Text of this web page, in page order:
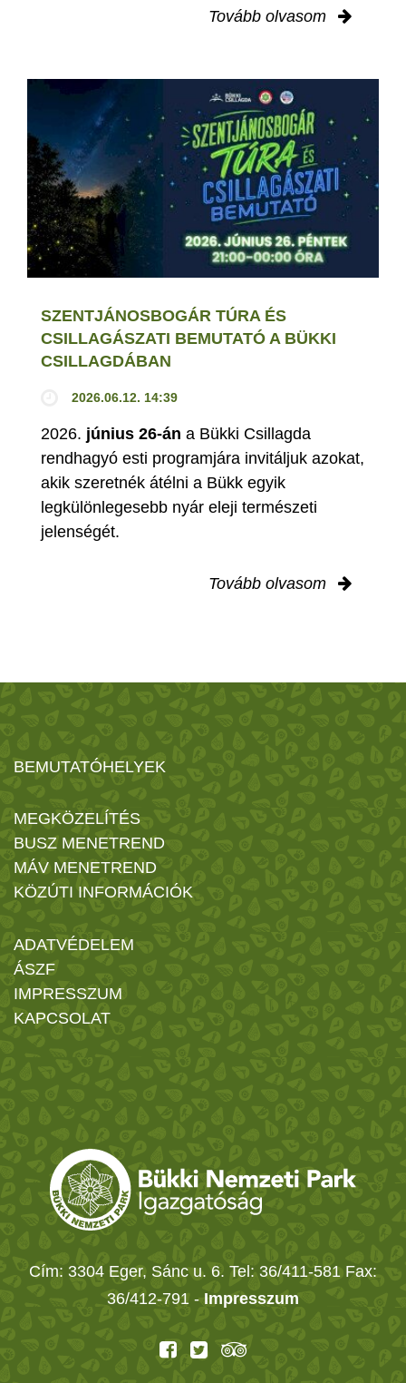
Tovább olvasom
SZENTJÁNOSBOGÁR TÚRA ÉS
CSILLAGÁSZATI BEMUTATÓ A BÜKKI
CSILLAGDÁBAN
2026.06.12. 14:39
2026. június 26-án a Bükki Csillagda
rendhagyó esti programjára invitáljuk azokat,
akik szeretnék átélni a Bükk egyik
legkülönlegesebb nyár eleji természeti
jelenségét.
Tovább olvasom
BEMUTATÓHELYEK
MEGKÖZELÍTÉS
BUSZ MENETREND
MÁV MENETREND
KÖZÚTI INFORMÁCIÓK
ADATVÉDELEM
ÁSZF
IMPRESSZUM
KAPCSOLAT
Cím: 3304 Eger, Sánc u. 6. Tel: 36/411-581 Fax:
36/412-791 - Impresszum